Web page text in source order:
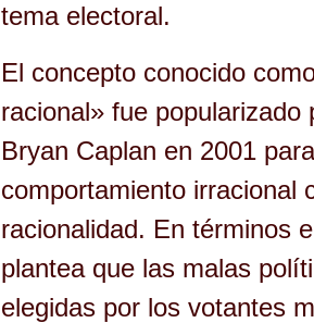
tema electoral.
El concepto conocido
racional» fue popularizado
Bryan Caplan en 2001
comportamiento irracional
racionalidad. En términos
plantea que las malas
elegidas por los votantes